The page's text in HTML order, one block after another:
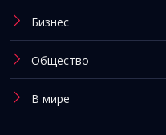
Бизнес
Общество
В мире